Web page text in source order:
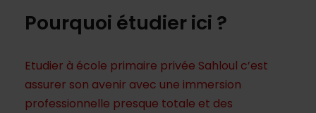
Pourquoi étudier ici ?
Etudier à école primaire privée Sahloul c’est
assurer son avenir avec une immersion
professionnelle presque totale et des